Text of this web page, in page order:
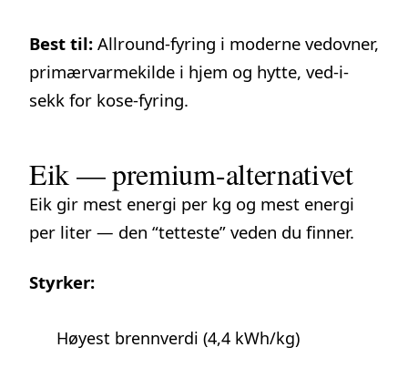
Best til: Allround-fyring i moderne vedovner,
primærvarmekilde i hjem og hytte, ved-i-
sekk for kose-fyring.
Eik — premium-alternativet
Eik gir mest energi per kg og mest energi
per liter — den “tetteste” veden du finner.
Styrker:
Høyest brennverdi (4,4 kWh/kg)